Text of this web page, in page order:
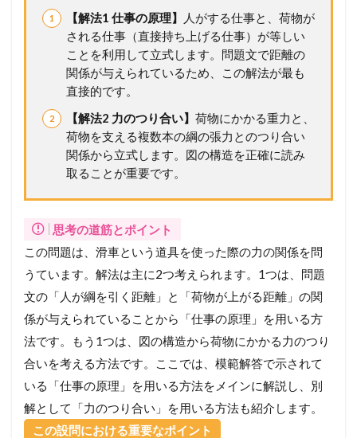
エ
ネ
ル
ギ
ー
と
事
メ
ン
シ
プ
が
要
で
【解法1 仕事の原理】
人がする仕事と、荷物が
される仕事（直接持ち上げる仕事）が等しい
ことを利用して立式します。問題文で距離の
関係が与えられているため、この解法が最も
直接的です。
【解法2 力のつり合い】 荷物にかかる重力と、
荷物を支える複数本の綱の張力とのつり合い
関係から立式します。図の構造を正確に読み
取ることが重要です。
思考の道筋とポイント
この問題は、滑車という道具を使った際の力の関係を問
うています。解法は主に2つ考えられます。1つは、問題
文の「人が綱を引く距離」と「荷物が上がる距離」の関
係が与えられていることから「仕事の原理」を用いる方
法です。もう1つは、図の構造から荷物にかかる力のつり
合いを考える方法です。ここでは、模範解答で示されて
いる「仕事の原理」を用いる方法をメインに解説し、別
解として「力のつり合い」を用いる方法も紹介します。
この設問における重要なポイント